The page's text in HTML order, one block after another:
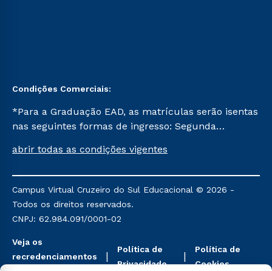
Condições Comerciais:
*Para a Graduação EAD, as matrículas serão isentas
nas seguintes formas de ingresso: Segunda
Já para as demais, a taxa de matrícula será de R$
mencionadas são referentes aos cursos: Ensino
Religioso, Geografia para a Docência e Metodologia
do Ensino de História: Questões Atuais.
abrir todas as condições vigentes
Campus Virtual Cruzeiro do Sul Educacional © 2026 -
Todos os direitos reservados.
CNPJ: 62.984.091/0001-02
Veja os
recredenciamentos
Política de
Privacidade
Política de
Cookies